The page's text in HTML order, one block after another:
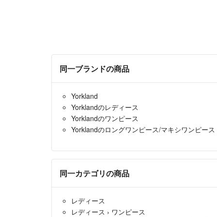
同一ブランドの商品
Yorkland
Yorklandのレディース
Yorklandのワンピース
Yorklandのロングワンピース/マキシワンピース
同一カテゴリの商品
レディース
レディース › ワンピース